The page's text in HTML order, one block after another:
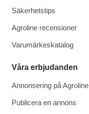
Säkerhetstips
Agroline recensioner
Varumärkeskatalog
Våra erbjudanden
Annonsering på Agroline
Publicera en annons